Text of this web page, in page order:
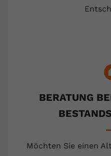
BERATUNG
Möchten Sie einen